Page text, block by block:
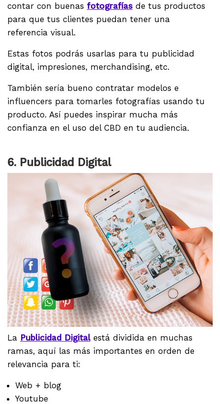
contar con buenas fotografías de tus productos
para que tus clientes puedan tener una
referencia visual.
Estas fotos podrás usarlas para tu publicidad
digital, impresiones, merchandising, etc.
También sería bueno contratar modelos e
influencers para tomarles fotografías usando tu
producto. Así puedes inspirar mucha más
confianza en el uso del CBD en tu audiencia.
6. Publicidad Digital
La Publicidad Digitalestá dividida en muchas
ramas, aquí las más importantes en orden de
relevancia para ti:
Web + blog
Youtube